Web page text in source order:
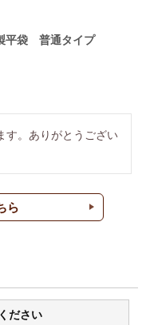
平袋 普通タイプ
す。ありがとうござい
ら
ださい